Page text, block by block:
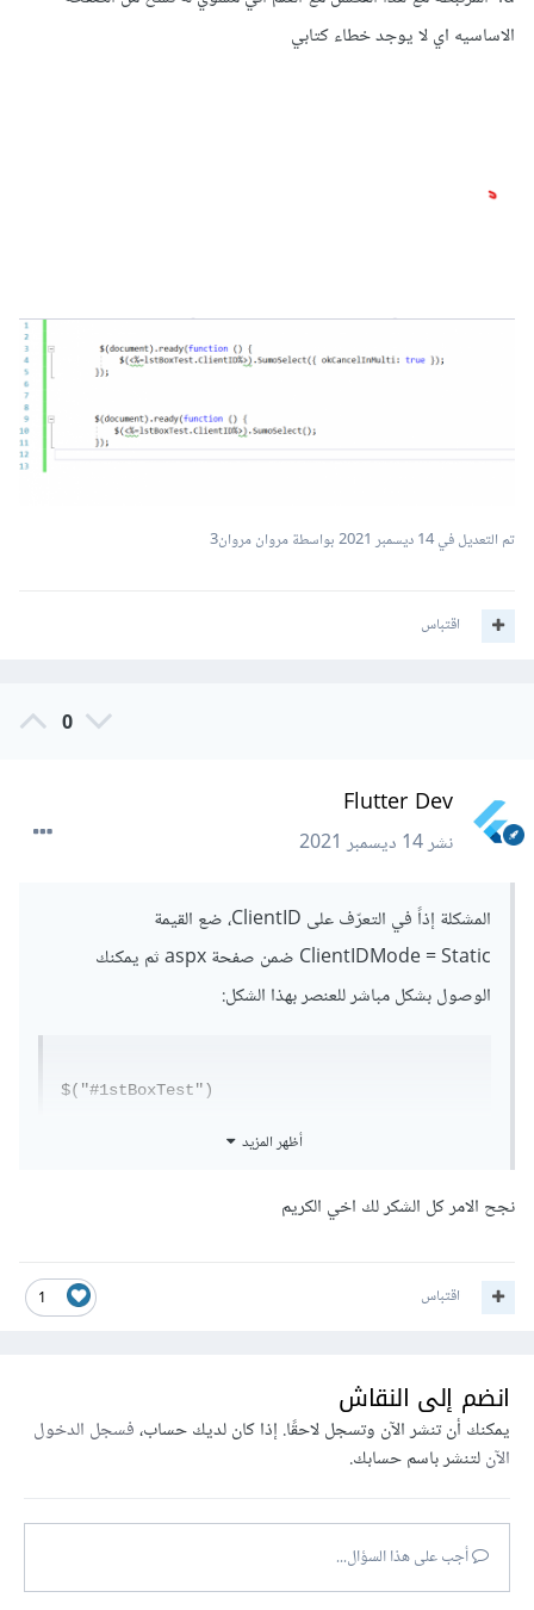
الاساسيه اي لا يوجد خطاء كتابي
تم التعديل في14 ديسمبر 2021 بواسطة مروان مروان3
اقتباس
0
Flutter Dev
نشر14 ديسمبر 2021
المشكلة إذاً في التعرّف على ClientID، ضع القيمة
ClientIDMode = Static ضمن صفحة aspx ثم يمكنك
الوصول بشكل مباشر للعنصر بهذا الشكل:
$("#1stBoxTest")
أظهر المزيد
نجح الامر كل الشكر لك اخي الكريم
1 اقتباس
انضم إلى النقاش
يمكنك أن تنشر الآن وتسجل لاحقًا. إذا كان لديك حساب،فسجل الدخول
الآنلتنشر باسم حسابك.
أجب على هذا السؤال...